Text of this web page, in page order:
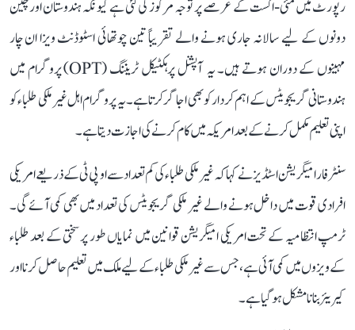
رپورٹ میں مئی-اگست کے عرصے پر توجہ مرکوز کی گئی ہے کیونکہ ہندوستان اور چین
دونوں کے لیے سالانہ جاری ہونے والے تقریباً تین چوتھائی اسٹوڈنٹ ویزا ان چار
مہینوں کے دوران ہوتے ہیں۔ یہ آپشنل پرہکٹیکل ٹریننگ (OPT) پروگرام میں
ہندوستانی گریجویٹس کے اہم کردار کو بھی اجاگر کرتا ہے۔ یہ پروگرام اہل غیر ملکی طلباء کو
اپنی تعلیم مکمل کرنے کے بعد امریکہ میں کام کرنے کی اجازت دیتا ہے۔
سنٹر فار امیگریشن اسٹڈیز نے کہا کہ غیر ملکی طلباء کی کم تعداد سے او پی ٹی کے ذریعے امریکی
افرادی قوت میں داخل ہونے والے غیر ملکی گریجویٹس کی تعداد میں بھی کمی آئے گی۔
ٹرمپ انتظامیہ کے تحت امریکی امیگریشن قوانین میں نمایاں طور پر سختی کے بعد طلباء
کے ویزوں میں کمی آئی ہے، جس سے غیر ملکی طلباء کے لیے ملک میں تعلیم حاصل کرنا اور
کیریئر بنانا مشکل ہو گیا ہے۔